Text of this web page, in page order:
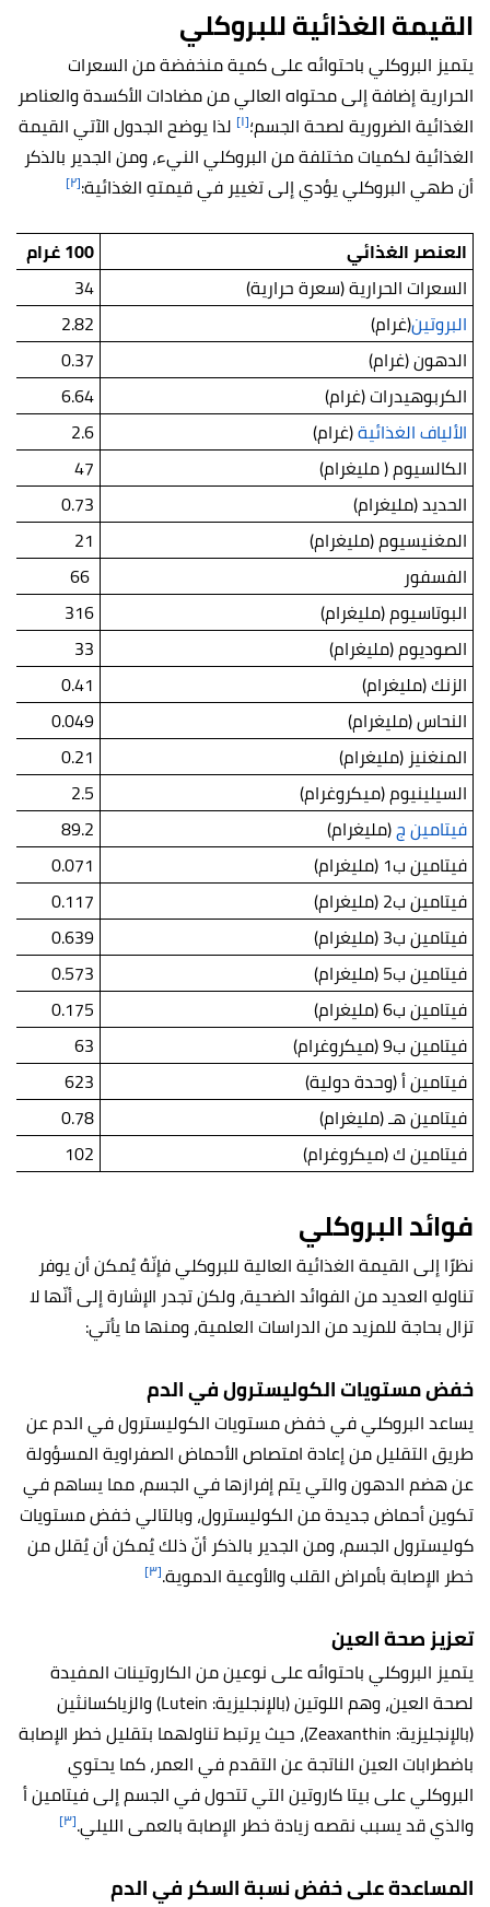
القيمة الغذائية للبروكلي
يتميز البروكلي باحتوائه على كمية منخفضة من السعرات
الحرارية إضافة إلى محتواه العالي من مضادات الأكسدة والعناصر
الغذائية الضرورية لصحة الجسم؛[١] لذا يوضح الجدول الآتي القيمة
الغذائية لكميات مختلفة من البروكلي النيء، ومن الجدير بالذكر
أن طهي البروكلي يؤدي إلى تغيير في قيمتهِ الغذائية:[٢]
العنصر الغذائي
100 غرام
السعرات الحرارية (سعرة حرارية)
34
البروتين(غرام)
2.82
الدهون (غرام)
0.37
الكربوهيدرات (غرام)
6.64
الألياف الغذائية(غرام)
2.6
الكالسيوم ( مليغرام)
47
الحديد (مليغرام)
0.73
المغنيسيوم (مليغرام)
21
الفسفور
البوتاسيوم (مليغرام)
316
الصوديوم (مليغرام)
33
الزنك (مليغرام)
0.41
النحاس (مليغرام)
0.049
المنغنيز (مليغرام)
0.21
السيلينيوم (ميكروغرام)
2.5
فيتامين ج(مليغرام)
89.2
فيتامين ب1 (مليغرام)
0.071
فيتامين ب2 (مليغرام)
0.117
فيتامين ب3 (مليغرام)
0.639
فيتامين ب5 (مليغرام)
0.573
فيتامين ب6 (مليغرام)
0.175
فيتامين ب9 (ميكروغرام)
63
فيتامين أ (وحدة دولية)
623
فيتامين هـ (مليغرام)
0.78
فيتامين ك (ميكروغرام)
102
فوائد البروكلي
نظرًا إلى القيمة الغذائية العالية للبروكلي فإنّهُ يُمكن أن يوفر
تناولهِ العديد من الفوائد الضحية، ولكن تجدر الإشارة إلى أنّها لا
تزال بحاجة للمزيد من الدراسات العلمية، ومنها ما يأتي:
خفض مستويات الكوليسترول في الدم
يساعد البروكلي في خفض مستويات الكوليسترول في الدم عن
طريق التقليل من إعادة امتصاص الأحماض الصفراوية المسؤولة
عن هضم الدهون والتي يتم إفرازها في الجسم، مما يساهم في
تكوين أحماض جديدة من الكوليسترول، وبالتالي خفض مستويات
كوليسترول الجسم، ومن الجدير بالذكر أنّ ذلك يُمكن أن يُقلل من
خطر الإصابة بأمراض القلب والأوعية الدموية.[٣]
تعزيز صحة العين
يتميز البروكلي باحتوائه على نوعين من الكاروتينات المفيدة
لصحة العين، وهم اللوتين (بالإنجليزية: Lutein) والزياكسانثين
(بالإنجليزية: Zeaxanthin)، حيث يرتبط تناولهما بتقليل خطر الإصابة
باضطرابات العين الناتجة عن التقدم في العمر، كما يحتوي
البروكلي على بيتا كاروتين التي تتحول في الجسم إلى فيتامين أ
والذي قد يسبب نقصه زيادة خطر الإصابة بالعمى الليلي.[٣]
المساعدة على خفض نسبة السكر في الدم